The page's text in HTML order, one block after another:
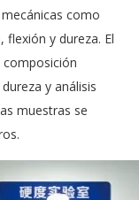
como
flexión y dureza. El
y análisis
muestras se